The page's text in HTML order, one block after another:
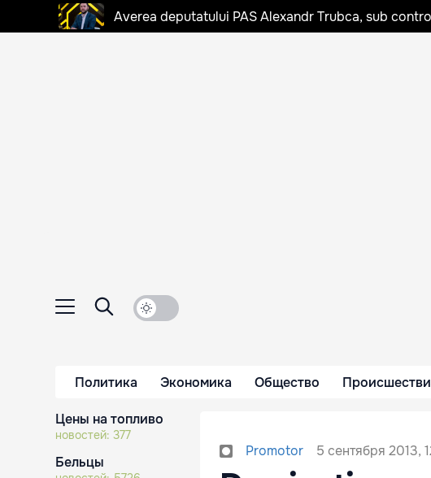
Averea deputatului PAS Alexandr Trubca, sub
Политика Экономика Общество
Цены на топливо
новостей: 377
Бельцы
Promotor 5 сентября 2013,